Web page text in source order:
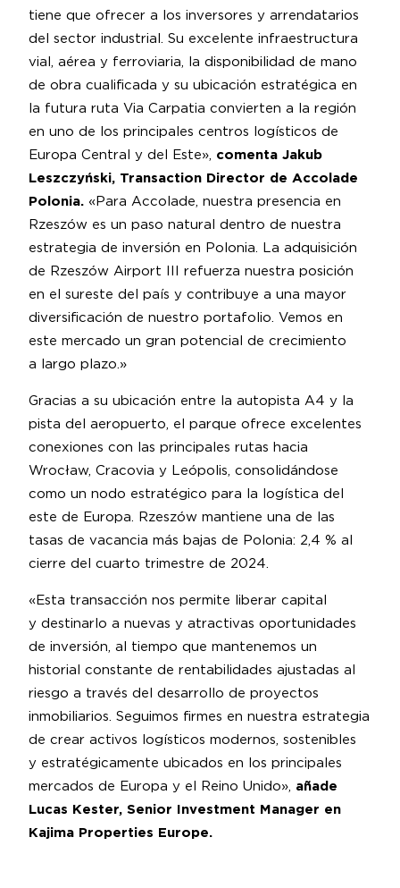
tiene que ofrecer a los inversores y arrendatarios
del sector industrial. Su excelente infraestructura
vial, aérea y ferroviaria, la disponibilidad de mano
de obra cualificada y su ubicación estratégica en
la futura ruta Via Carpatia convierten a la región
en uno de los principales centros logísticos de
Europa Central y del Este», comenta Jakub
Leszczyński, Transaction Director de Accolade
Polonia. «Para Accolade, nuestra presencia en
Rzeszów es un paso natural dentro de nuestra
estrategia de inversión en Polonia. La adquisición
de Rzeszów Airport III refuerza nuestra posición
en el sureste del país y contribuye a una mayor
diversificación de nuestro portafolio. Vemos en
este mercado un gran potencial de crecimiento
a largo plazo.»
Gracias a su ubicación entre la autopista A4 y la
pista del aeropuerto, el parque ofrece excelentes
conexiones con las principales rutas hacia
Wrocław, Cracovia y Leópolis, consolidándose
como un nodo estratégico para la logística del
este de Europa. Rzeszów mantiene una de las
tasas de vacancia más bajas de Polonia: 2,4 % al
cierre del cuarto trimestre de 2024.
«Esta transacción nos permite liberar capital
y destinarlo a nuevas y atractivas oportunidades
de inversión, al tiempo que mantenemos un
historial constante de rentabilidades ajustadas al
riesgo a través del desarrollo de proyectos
inmobiliarios. Seguimos firmes en nuestra estrategia
de crear activos logísticos modernos, sostenibles
y estratégicamente ubicados en los principales
mercados de Europa y el Reino Unido», añade
Lucas Kester, Senior Investment Manager en
Kajima Properties Europe.